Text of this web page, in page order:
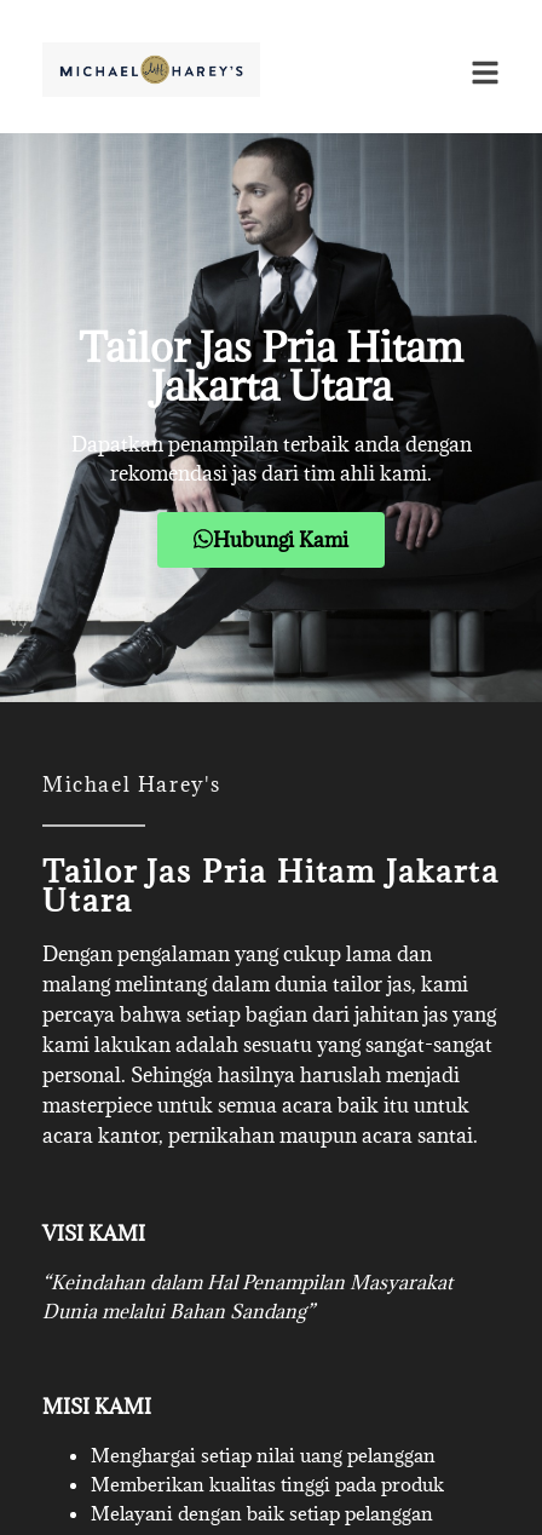
Tailor Jas Pria Hitam
Jakarta Utara
Dapatkan penampilan terbaik anda dengan
rekomendasi jas dari tim ahli kami.
Hubungi Kami
Michael Harey's
Tailor Jas Pria Hitam Jakarta
Utara
Dengan pengalaman yang cukup lama dan
malang melintang dalam dunia tailor jas, kami
percaya bahwa setiap bagian dari jahitan jas yang
kami lakukan adalah sesuatu yang sangat-sangat
personal. Sehingga hasilnya haruslah menjadi
masterpiece untuk semua acara baik itu untuk
acara kantor, pernikahan maupun acara santai.
VISI KAMI
“Keindahan dalam Hal Penampilan Masyarakat
Dunia melalui Bahan Sandang”
MISI KAMI
Menghargai setiap nilai uang pelanggan
Memberikan kualitas tinggi pada produk
Melayani dengan baik setiap pelanggan